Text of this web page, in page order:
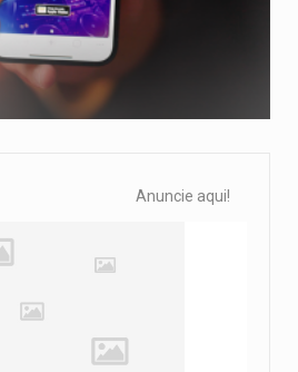
Anuncie aqui!